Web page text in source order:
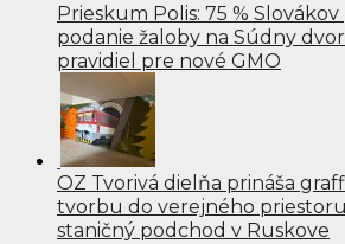
Prieskum Polis: 75 %
podanie žaloby na Súdny
pravidiel pre nové GMO
OZ Tvorivá dielňa prináša
tvorbu do verejného
staničný podchod v Ruskove